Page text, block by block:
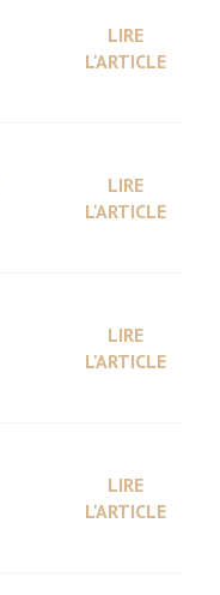
LIRE
L'ARTICLE
LIRE
L'ARTICLE
LIRE
L'ARTICLE
LIRE
L'ARTICLE